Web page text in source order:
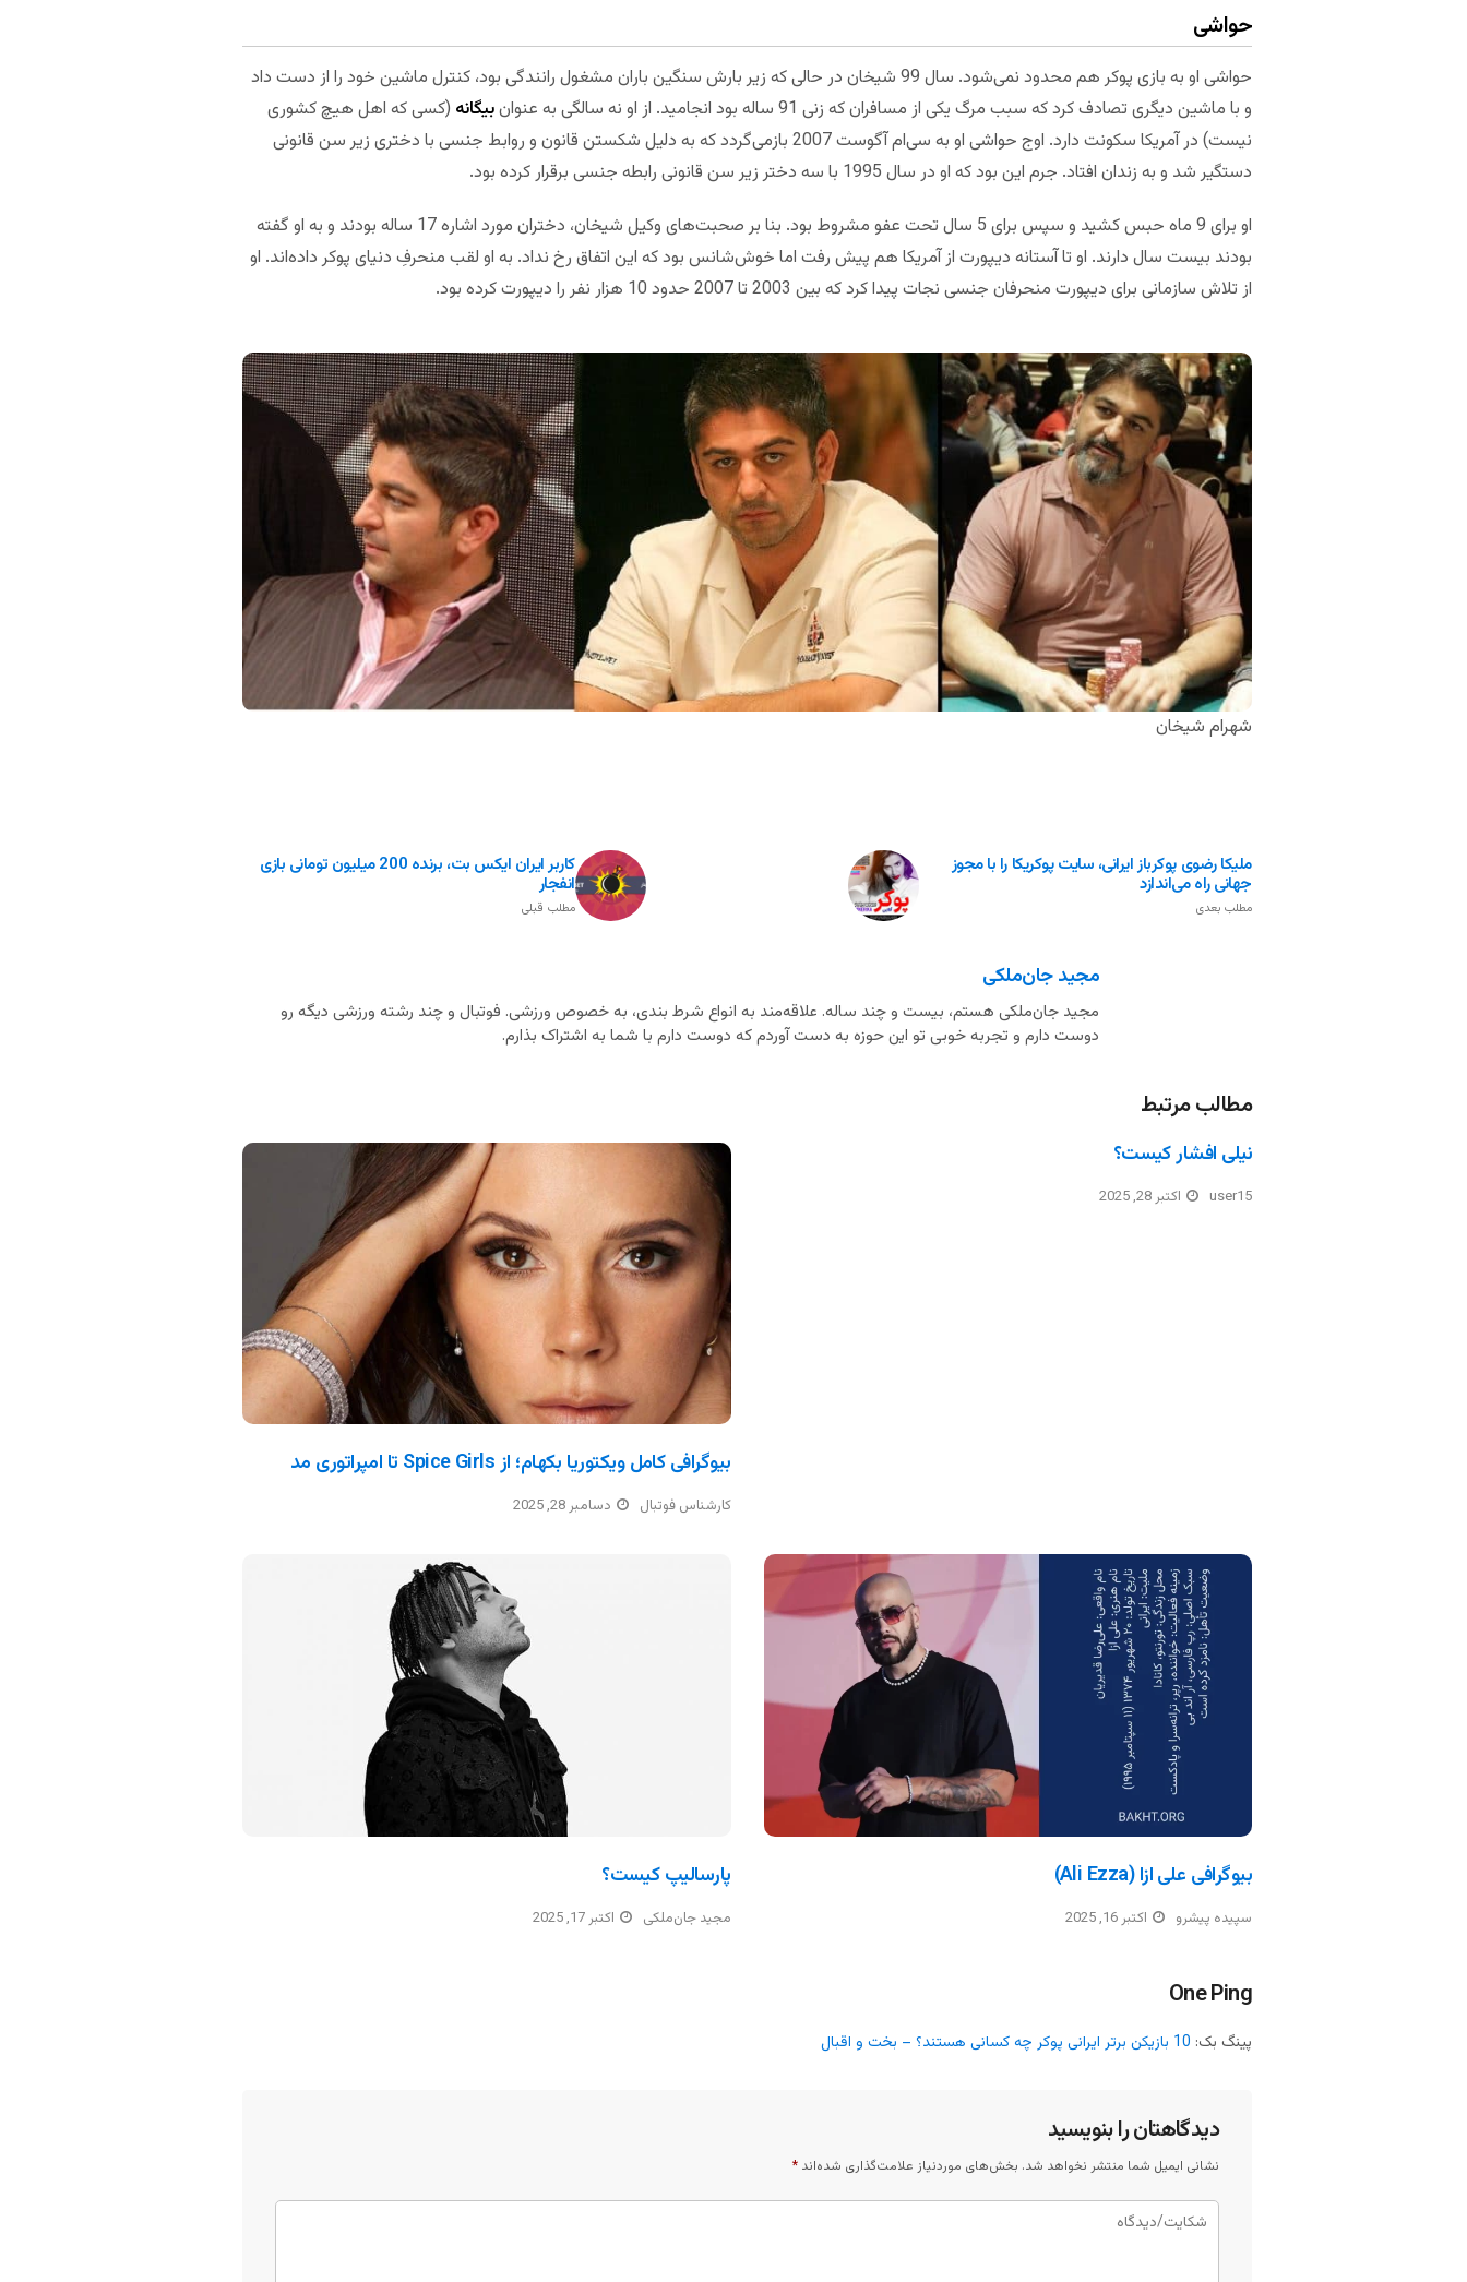
حواشی
حواشی او به بازی پوکر هم محدود نمی‌شود. سال 99 شیخان در حالی که زیر بارش سنگین باران مشغول رانندگی بود، کنترل ماشین خود را از دست داد
و با ماشین دیگری تصادف کرد که سبب مرگ یکی از مسافران که زنی 91 ساله بود انجامید. از او نه سالگی به عنوان
بیگانه (کسی که اهل هیچ کشوری
نیست) در آمریکا سکونت دارد. اوج حواشی او به سی‌ام آگوست 2007 بازمی‌گردد که به دلیل شکستن قانون و روابط جنسی با دختری زیر سن قانونی
دستگیر شد و به زندان افتاد. جرم این بود که او در سال 1995 با سه دختر زیر سن قانونی رابطه جنسی برقرار کرده بود.
او برای 9 ماه حبس کشید و سپس برای 5 سال تحت عفو مشروط بود. بنا بر صحبت‌های وکیل شیخان، دختران مورد اشاره 17 ساله بودند و به او گفته
بودند بیست سال دارند. او تا آستانه دیپورت از آمریکا هم پیش رفت اما خوش‌شانس بود که این اتفاق رخ نداد. به او لقب منحرفِ دنیای پوکر داده‌اند. او
از تلاش سازمانی برای دیپورت منحرفان جنسی نجات پیدا کرد که بین 2003 تا 2007 حدود 10 هزار نفر را دیپورت کرده بود.
شهرام شیخان
کاربر ایران ایکس بت، برنده 200 میلیون تومانی بازی
انفجار
مطلب قبلی
ملیکا رضوی پوکرباز ایرانی، سایت پوکریکا را با مجوز
جهانی راه می‌اندازد
مطلب بعدی
مجید جان‌ملکی
مجید جان‌ملکی هستم، بیست و چند ساله. علاقه‌مند به انواع شرط بندی، به خصوص ورزشی. فوتبال و چند رشته ورزشی دیگه رو
دوست دارم و تجربه خوبی تو این حوزه به دست آوردم که دوست دارم با شما به اشتراک بذارم.
مطالب مرتبط
بیوگرافی کامل ویکتوریا بکهام؛ از Spice Girls تا امپراتوری مد
کارشناس فوتبال دسامبر 28, 2025
نیلی افشار کیست؟
user15 اکتبر 28, 2025
پارسالیپ کیست؟
مجید جان‌ملکی اکتبر 17, 2025
بیوگرافی علی ازا (Ali Ezza)
سپیده پیشرو اکتبر 16, 2025
One Ping
پینگ بک: 10 بازیکن برتر ایرانی پوکر چه کسانی هستند؟ – بخت و اقبال
دیدگاهتان را بنویسید
نشانی ایمیل شما منتشر نخواهد شد. بخش‌های موردنیاز علامت‌گذاری شده‌اند *